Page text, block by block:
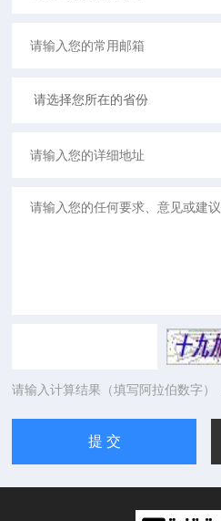
请输入计算结果（填写阿拉伯数字）